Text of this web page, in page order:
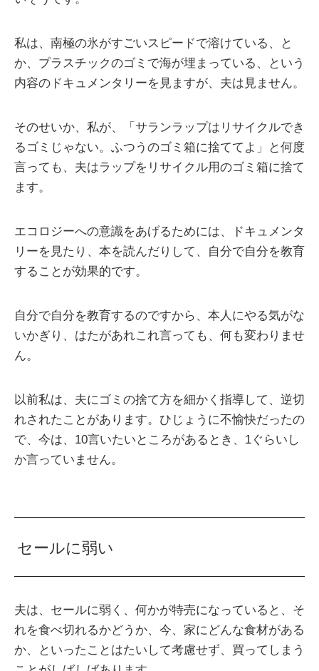
私は、南極の氷がすごいスピードで溶けている、と
か、プラスチックのゴミで海が埋まっている、という
内容のドキュメンタリーを見ますが、夫は見ません。
そのせいか、私が、「サランラップはリサイクルでき
るゴミじゃない。ふつうのゴミ箱に捨ててよ」と何度
言っても、夫はラップをリサイクル用のゴミ箱に捨て
ます。
エコロジーへの意識をあげるためには、ドキュメンタ
リーを見たり、本を読んだりして、自分で自分を教育
することが効果的です。
自分で自分を教育するのですから、本人にやる気がな
いかぎり、はたがあれこれ言っても、何も変わりませ
ん。
以前私は、夫にゴミの捨て方を細かく指導して、逆切
れされたことがあります。ひじょうに不愉快だったの
で、今は、10言いたいところがあるとき、1ぐらいし
か言っていません。
セールに弱い
夫は、セールに弱く、何かが特売になっていると、そ
れを食べ切れるかどうか、今、家にどんな食材がある
か、といったことはたいして考慮せず、買ってしまう